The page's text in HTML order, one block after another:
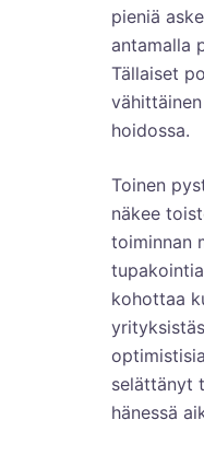
pieniä
antamalla
Tällaiset
hoidossa.
Toinen
näkee
toiminnan
kohottaa
selättänyt
hänessä